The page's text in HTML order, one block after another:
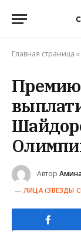
Главная страница »
Премию
Автор
ЛИЦА (ЗВЕЗДЫ